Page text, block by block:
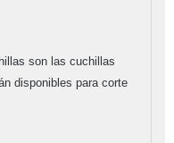
son las cuchillas
disponibles para corte